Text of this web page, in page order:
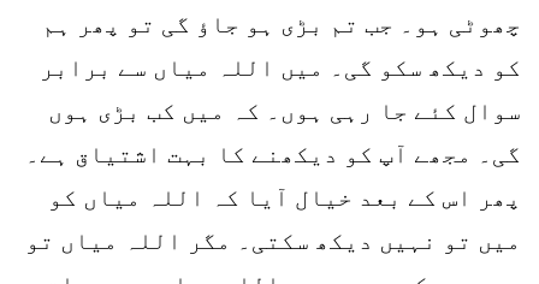
چھوٹی ہو۔ جب تم بڑی ہو جاؤ گی تو پھر ہم
کو دیکھ سکو گی۔ میں اللہ میاں سے برابر
سوال کئے جا رہی ہوں۔ کہ میں کب بڑی ہوں
گی۔ مجھے آپ کو دیکھنے کا بہت اشتیاق ہے۔
پھر اس کے بعد خیال آیا کہ اللہ میاں کو
میں تو نہیں دیکھ سکتی۔ مگر اللہ میاں تو